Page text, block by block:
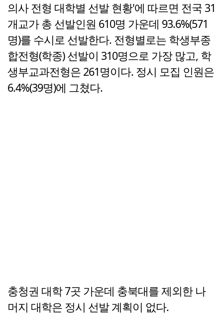
의사 전형 대학별 선발 현황'에 따르면 전국 31
개교가 총 선발인원 610명 가운데 93.6%(571
명)를 수시로 선발한다. 전형별로는 학생부종
합전형(학종) 선발이 310명으로 가장 많고, 학
생부교과전형은 261명이다. 정시 모집 인원은
6.4%(39명)에 그쳤다.
충청권 대학 7곳 가운데 충북대를 제외한 나
머지 대학은 정시 선발 계획이 없다.